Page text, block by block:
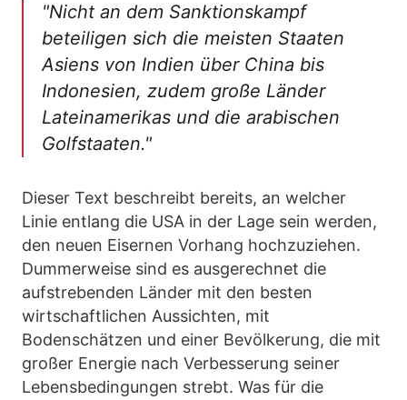
"Nicht an dem Sanktionskampf
beteiligen sich die meisten Staaten
Asiens von Indien über China bis
Indonesien, zudem große Länder
Lateinamerikas und die arabischen
Golfstaaten."
Dieser Text beschreibt bereits, an welcher
Linie entlang die USA in der Lage sein werden,
den neuen Eisernen Vorhang hochzuziehen.
Dummerweise sind es ausgerechnet die
aufstrebenden Länder mit den besten
wirtschaftlichen Aussichten, mit
Bodenschätzen und einer Bevölkerung, die mit
großer Energie nach Verbesserung seiner
Lebensbedingungen strebt. Was für die